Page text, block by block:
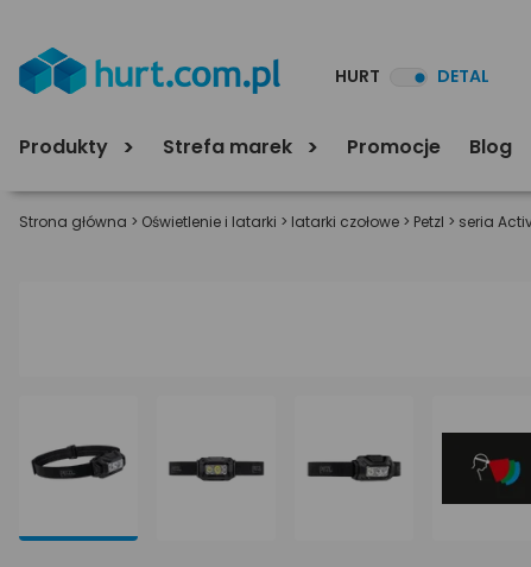
HURT DETAL
Produkty Strefa marek Promocje Blog
Strona główna > Oświetlenie i latarki > latarki czołowe > Petzl > seria